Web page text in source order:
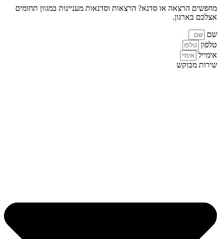
מחפשים הרצאה או סדנא? הרצאות וסדנאות מעניינות במגוון תחומים
אצלכם בארגון.
שם
טלפון
אימייל
שירות מבוקש